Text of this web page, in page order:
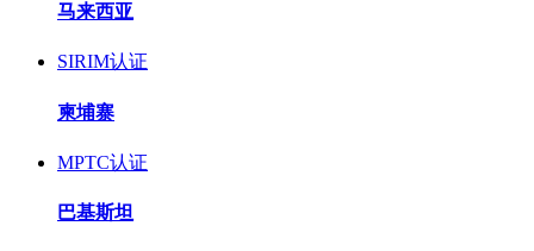
马来西亚
SIRIM认证
柬埔寨
MPTC认证
巴基斯坦